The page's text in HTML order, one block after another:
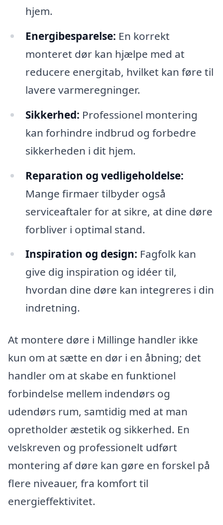
hjem.
Energibesparelse: En korrekt
monteret dør kan hjælpe med at
reducere energitab, hvilket kan føre til
lavere varmeregninger.
Sikkerhed: Professionel montering
kan forhindre indbrud og forbedre
sikkerheden i dit hjem.
Reparation og vedligeholdelse:
Mange firmaer tilbyder også
serviceaftaler for at sikre, at dine døre
forbliver i optimal stand.
Inspiration og design: Fagfolk kan
give dig inspiration og idéer til,
hvordan dine døre kan integreres i din
indretning.
At montere døre i Millinge handler ikke
kun om at sætte en dør i en åbning; det
handler om at skabe en funktionel
forbindelse mellem indendørs og
udendørs rum, samtidig med at man
opretholder æstetik og sikkerhed. En
velskreven og professionelt udført
montering af døre kan gøre en forskel på
flere niveauer, fra komfort til
energieffektivitet.